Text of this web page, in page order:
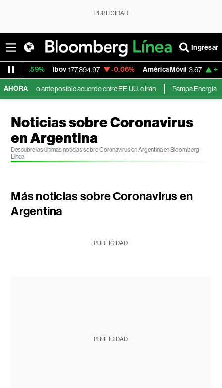
PUBLICIDAD
Ingresar
Ibov 177,894.97 -0.06% América Móvil 3.67 +5.76%
AHORAante posible acuerdo entre EE.UU. e Irán Pampa Energía
Noticias sobre Coronavirus
en Argentina
Descubre las últimas noticias sobre Coronavirus en Argentina en Bloomberg
Línea
Más noticias sobre Coronavirus en
Argentina
PUBLICIDAD
PUBLICIDAD